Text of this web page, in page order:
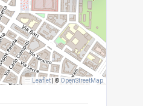
Leaflet © OpenStreetMap